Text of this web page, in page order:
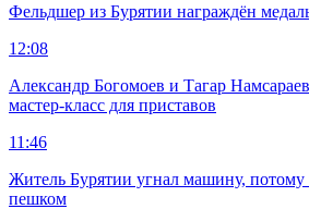
Фельдшер из Бурятии награждён
12:08
Александр Богомоев и Тагар
мастер-класс для приставов
11:46
Житель Бурятии угнал машину, потому
пешком